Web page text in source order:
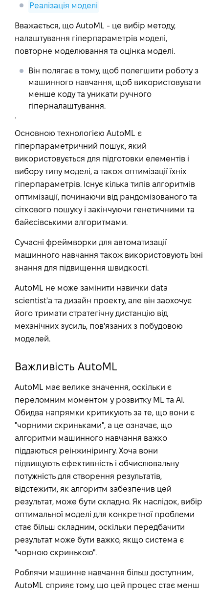
Реалізація моделі
Вважається, що AutoML - це вибір методу,
налаштування гіперпараметрів моделі,
повторне моделювання та оцінка моделі.
Він полягає в тому, щоб полегшити роботу з
машинного навчання, щоб використовувати
менше коду та уникати ручного
гіперналаштування.
.
Основною технологією AutoML є
гіперпараметричний пошук, який
використовується для підготовки елементів і
вибору типу моделі, а також оптимізації їхніх
гіперпараметрів. Існує кілька типів алгоритмів
оптимізації, починаючи від рандомізованого та
сіткового пошуку і закінчуючи генетичними та
байєсівськими алгоритмами.
Сучасні фреймворки для автоматизації
машинного навчання також використовують їхні
знання для підвищення швидкості.
AutoML не може замінити навички data
scientist'а та дизайн проекту, але він заохочує
його тримати стратегічну дистанцію від
механічних зусиль, пов'язаних з побудовою
моделей.
Важливість AutoML
AutoML має велике значення, оскільки є
переломним моментом у розвитку ML та AI.
Обидва напрямки критикують за те, що вони є
"чорними скриньками", а це означає, що
алгоритми машинного навчання важко
піддаються реінжинірингу. Хоча вони
підвищують ефективність і обчислювальну
потужність для створення результатів,
відстежити, як алгоритм забезпечив цей
результат, може бути складно. Як наслідок, вибір
оптимальної моделі для конкретної проблеми
стає більш складним, оскільки передбачити
результат може бути важко, якщо система є
"чорною скринькою".
Роблячи машинне навчання більш доступним,
AutoML сприяє тому, що цей процес стає менш